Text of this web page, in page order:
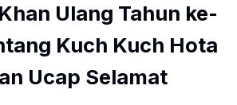
Ulang Tahun ke-
Kuch Kuch Hota
Ucap Selamat